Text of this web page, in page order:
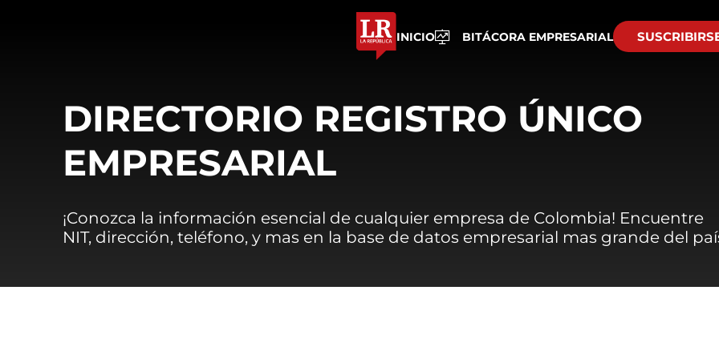
INICIO BITÁCORA EMPRESARIAL
DIRECTORIO REGISTRO ÚNICO
EMPRESARIAL
¡Conozca la información esencial de cualquier empresa de Colombia! Encuentre
NIT, dirección, teléfono, y mas en la base de datos empresarial mas grande del